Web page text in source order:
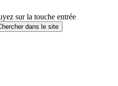
sur la touche entrée